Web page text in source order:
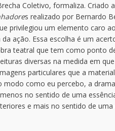
Coletivo, formaliza. Criado
s realizado por Bernardo
privilegiou um elemento caro
ação. Essa escolha é um
teatral que tem como ponto
diversas na medida em
particulares que a
como eu percebo, a
no sentido de uma
e mais no sentido de